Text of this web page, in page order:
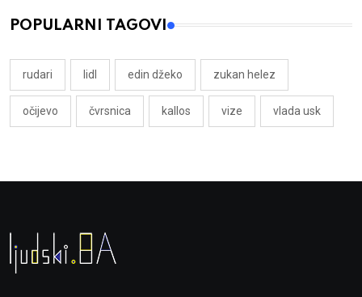
POPULARNI TAGOVI
rudari lidl edin džeko zukan helez
očijevo čvrsnica kallos vize vlada usk